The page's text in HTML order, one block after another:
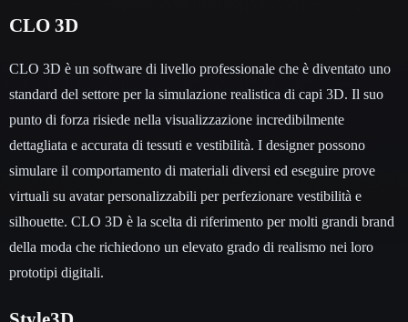
CLO 3D
CLO 3D è un software di livello professionale che è diventato uno
standard del settore per la simulazione realistica di capi 3D. Il suo
punto di forza risiede nella visualizzazione incredibilmente
dettagliata e accurata di tessuti e vestibilità. I designer possono
simulare il comportamento di materiali diversi ed eseguire prove
virtuali su avatar personalizzabili per perfezionare vestibilità e
silhouette. CLO 3D è la scelta di riferimento per molti grandi brand
della moda che richiedono un elevato grado di realismo nei loro
prototipi digitali.